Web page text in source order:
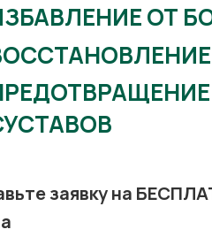
ОТ
заявку на